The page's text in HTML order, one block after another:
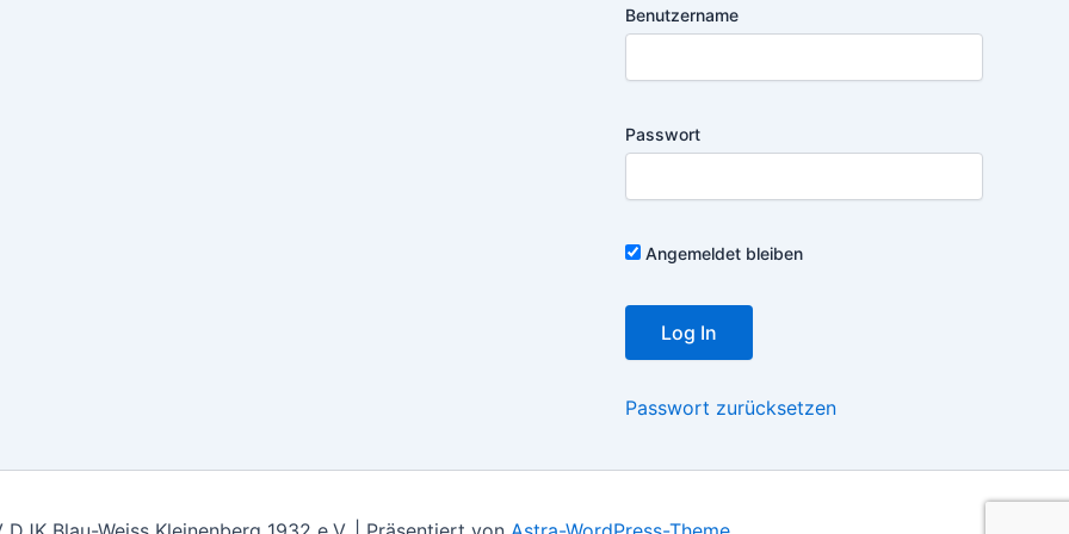
Benutzername
Passwort
Angemeldet bleiben
Passwort zurücksetzen